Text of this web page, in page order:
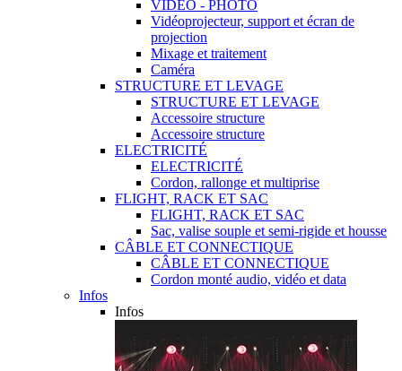
VIDÉO - PHOTO
Vidéoprojecteur, support et écran de
projection
Mixage et traitement
Caméra
STRUCTURE ET LEVAGE
STRUCTURE ET LEVAGE
Accessoire structure
Accessoire structure
ELECTRICITÉ
ELECTRICITÉ
Cordon, rallonge et multiprise
FLIGHT, RACK ET SAC
FLIGHT, RACK ET SAC
Sac, valise souple et semi-rigide et housse
CÂBLE ET CONNECTIQUE
CÂBLE ET CONNECTIQUE
Cordon monté audio, vidéo et data
Infos
Infos